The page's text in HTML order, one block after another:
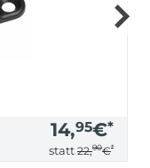
14,95€*
statt 22,90€*